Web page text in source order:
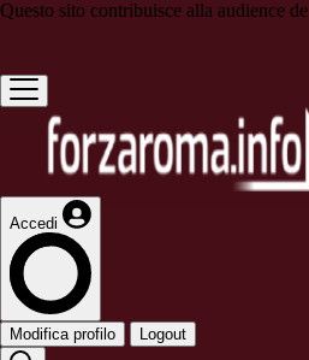
Questo sito contribuisce alla audience de
Accedi
Modifica profilo Logout